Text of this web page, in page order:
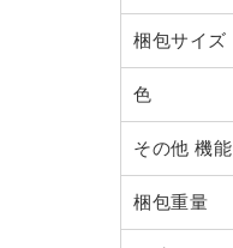
梱包サイズ
色
その他 機能
梱包重量